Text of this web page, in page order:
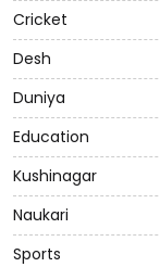
Cricket
Desh
Duniya
Education
Kushinagar
Naukari
Sports